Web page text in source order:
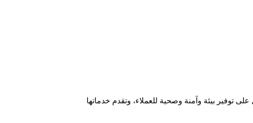
بيئة وآمنة وصحية للعملاء، وتقدم خدماتها